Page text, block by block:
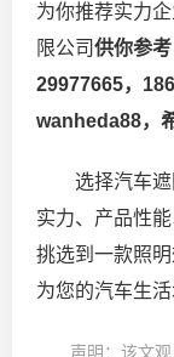
为你推荐实力
限公司供你参考
29977665，
wanheda88，
选择汽车
实力、产品性
挑选到一款照
为您的汽车生活
声明：该文